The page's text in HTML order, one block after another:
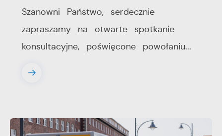
Szanowni Państwo, serdecznie
zapraszamy na otwarte spotkanie
konsultacyjne, poświęcone powołaniu...